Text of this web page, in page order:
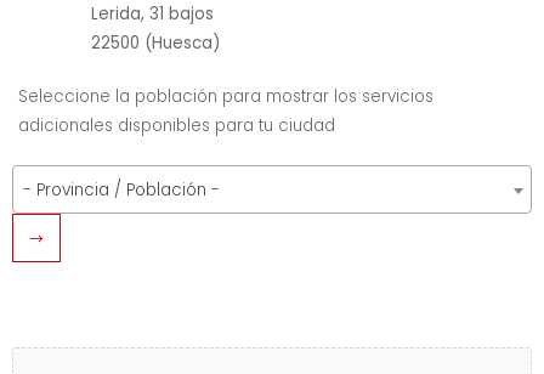
Lerida, 31 bajos
22500 (Huesca)
Seleccione la población para mostrar los servicios
adicionales disponibles para tu ciudad
- Provincia / Población -